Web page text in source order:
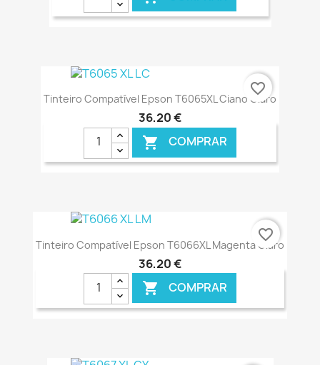
€ ONLINE
Tinteiro Compatível Epson T6065XL Ciano Claro
36,20 €
 COMPRAR
€ ONLINE
favorite_border
Tinteiro Compatível Epson T6066XL Magenta Claro
36,20 €
 COMPRAR
favorite_border